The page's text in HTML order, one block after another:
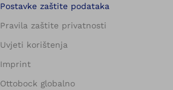
Postavke zaštite podataka
Pravila zaštite privatnosti
Uvjeti korištenja
Imprint
Ottobock globalno